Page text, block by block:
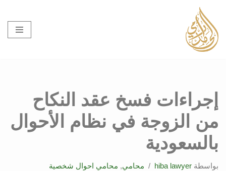
تخطى
إلى
المحتوى
إجراءات فسخ عقد النكاح
من الزوجة في نظام الأحوال
بالسعودية
بواسطة hiba lawyer محامي, محامي احوال شخصية